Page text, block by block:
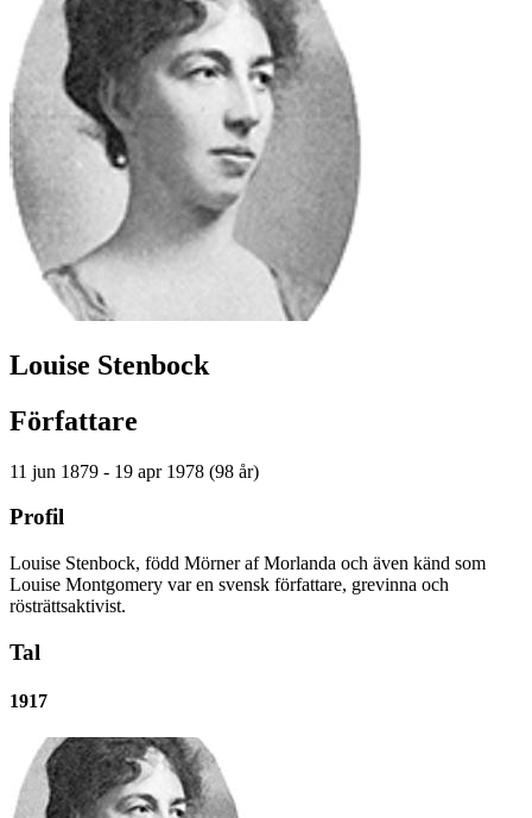
Louise Stenbock
Författare
11 jun 1879 - 19 apr 1978 (98 år)
Profil
Louise Stenbock, född Mörner af Morlanda och även känd som
Louise Montgomery var en svensk författare, grevinna och
rösträttsaktivist.
Tal
1917